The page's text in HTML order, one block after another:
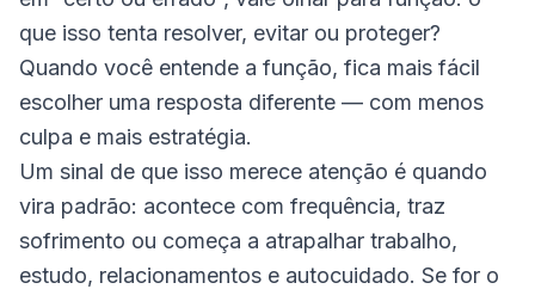
que isso tenta resolver, evitar ou proteger?
Quando você entende a função, fica mais fácil
escolher uma resposta diferente — com menos
culpa e mais estratégia.
Um sinal de que isso merece atenção é quando
vira padrão: acontece com frequência, traz
sofrimento ou começa a atrapalhar trabalho,
estudo, relacionamentos e autocuidado. Se for o